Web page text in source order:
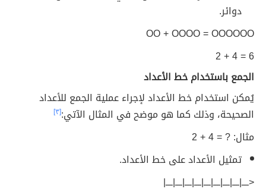
دوائر.
OO + OOOO = OOOOOO
6 = 4 + 2
الجمع باستخدام خط الأعداد
يُمكن استخدام خط الأعداد لإجراء عملية الجمع للأعداد
الصحيحة، وذلك كما هو موضح في المثال الآتي:[٣]
مثال: ? = 4 + 2
تمثيل الأعداد على خط الأعداد.
<ــــ|ــــ|ــــ|ــــ|ــــ|ــــ|ــــ|ــــ|ــــ|